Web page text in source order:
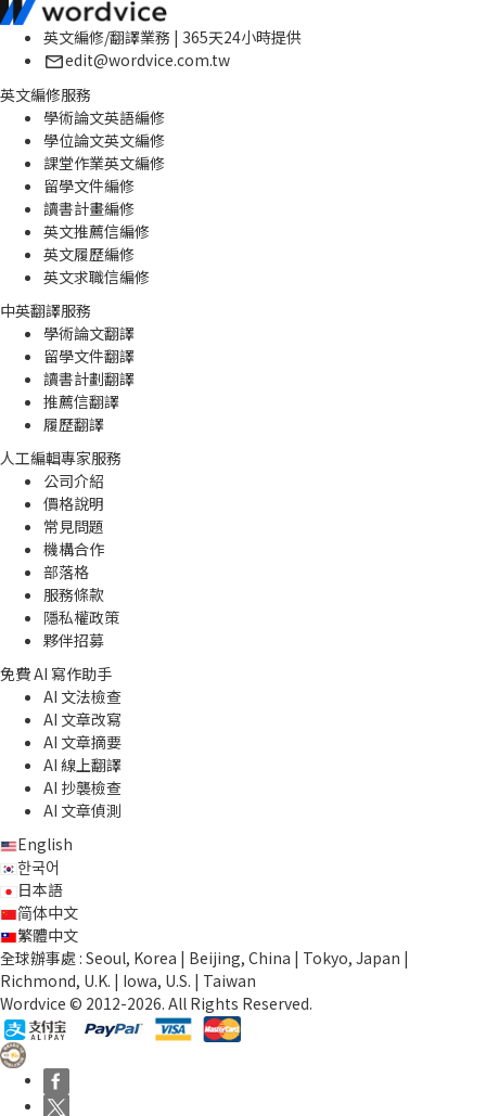
英文編修/翻譯業務 | 365天24小時提供
edit@wordvice.com.tw
英文編修服務
學術論文英語編修
學位論文英文編修
課堂作業英文編修
留學文件編修
讀書計畫編修
英文推薦信編修
英文履歷編修
英文求職信編修
中英翻譯服務
學術論文翻譯
留學文件翻譯
讀書計劃翻譯
推薦信翻譯
履歷翻譯
人工編輯專家服務
公司介紹
價格說明
常見問題
機構合作
部落格
服務條款
隱私權政策
夥伴招募
免費 AI 寫作助手
AI 文法檢查
AI 文章改寫
AI 文章摘要
AI 線上翻譯
AI 抄襲檢查
AI 文章偵測
English
한국어
日本語
简体中文
繁體中文
全球辦事處 : Seoul, Korea | Beijing, China | Tokyo, Japan |
Richmond, U.K. | Iowa, U.S. | Taiwan
Wordvice © 2012-2026. All Rights Reserved.